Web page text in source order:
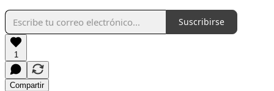
Suscribirse
1
Compartir